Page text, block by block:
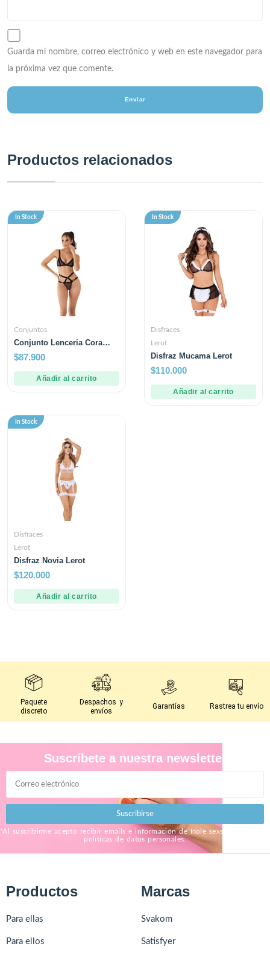
Guarda mi nombre, correo electrónico y web en este navegador para
la próxima vez que comente.
Productos relacionados
In Stock
Conjuntos
Conjunto Lenceria Cora
Negro
$87.900
Añadir al carrito
In Stock
Disfraces
Lerot
Disfraz Mucama Lerot
$110.000
Añadir al carrito
In Stock
Disfraces
Lerot
Disfraz Novia Lerot
$120.000
Añadir al carrito
Paquete
discreto
Despachos y
envíos
Garantías Rastrea tu envío
Suscríbete a nuestra newsletter
Suscribirse
*Al suscribirme acepto recibir emails e información de Hole sexshop, bajo sus
políticas de datos personales.
Productos
Para ellas
Para ellos
Marcas
Svakom
Satisfyer